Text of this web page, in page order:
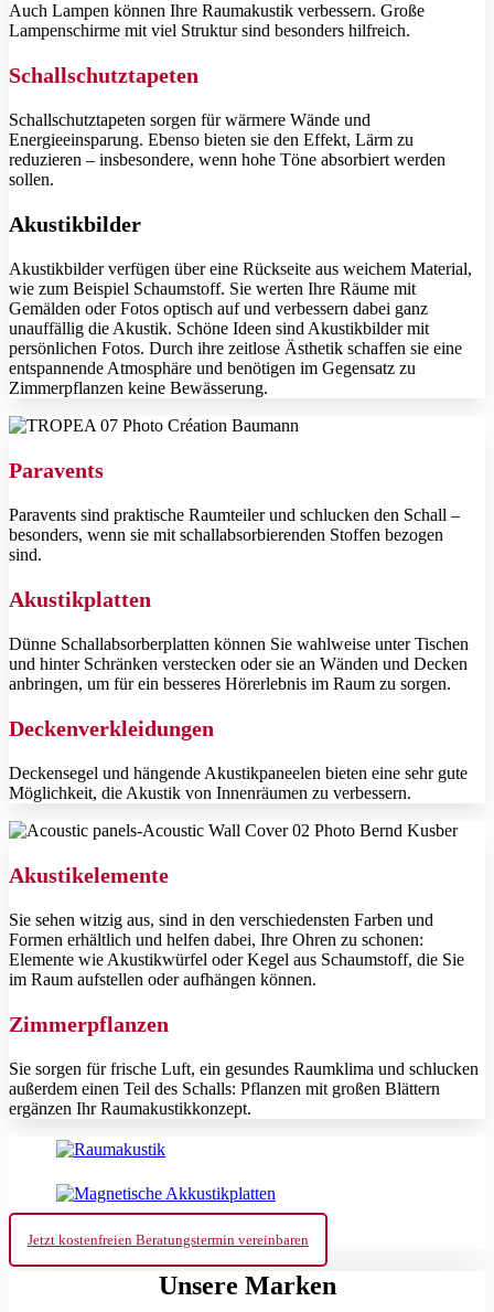
Auch Lampen können Ihre Raumakustik verbessern. Große
Lampenschirme mit viel Struktur sind besonders hilfreich.
Schallschutztapeten
Schallschutztapeten sorgen für wärmere Wände und
Energieeinsparung. Ebenso bieten sie den Effekt, Lärm zu
reduzieren – insbesondere, wenn hohe Töne absorbiert werden
sollen.
Akustikbilder
Akustikbilder verfügen über eine Rückseite aus weichem Material,
wie zum Beispiel Schaumstoff. Sie werten Ihre Räume mit
Gemälden oder Fotos optisch auf und verbessern dabei ganz
unauffällig die Akustik. Schöne Ideen sind Akustikbilder mit
persönlichen Fotos. Durch ihre zeitlose Ästhetik schaffen sie eine
entspannende Atmosphäre und benötigen im Gegensatz zu
Zimmerpflanzen keine Bewässerung.
Paravents
Paravents sind praktische Raumteiler und schlucken den Schall –
besonders, wenn sie mit schallabsorbierenden Stoffen bezogen
sind.
Akustikplatten
Dünne Schallabsorberplatten können Sie wahlweise unter Tischen
und hinter Schränken verstecken oder sie an Wänden und Decken
anbringen, um für ein besseres Hörerlebnis im Raum zu sorgen.
Deckenverkleidungen
Deckensegel und hängende Akustikpaneelen bieten eine sehr gute
Möglichkeit, die Akustik von Innenräumen zu verbessern.
Akustikelemente
Sie sehen witzig aus, sind in den verschiedensten Farben und
Formen erhältlich und helfen dabei, Ihre Ohren zu schonen:
Elemente wie Akustikwürfel oder Kegel aus Schaumstoff, die Sie
im Raum aufstellen oder aufhängen können.
Zimmerpflanzen
Sie sorgen für frische Luft, ein gesundes Raumklima und schlucken
außerdem einen Teil des Schalls: Pflanzen mit großen Blättern
ergänzen Ihr Raumakustikkonzept.
Jetzt kostenfreien Beratungstermin vereinbaren
Unsere Marken